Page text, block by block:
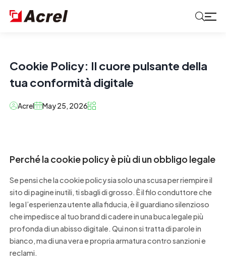
Cookie Policy: Il cuore pulsante della
tua conformità digitale
Acrel May 25, 2026
Perché la cookie policy è più di un obbligo legale
Se pensi che la cookie policy sia solo una scusa per riempire il
sito di pagine inutili, ti sbagli di grosso. È il filo conduttore che
lega l’esperienza utente alla fiducia, è il guardiano silenzioso
che impedisce al tuo brand di cadere in una buca legale più
profonda di un abisso digitale. Qui non si tratta di parole in
bianco, ma di una vera e propria armatura contro sanzioni e
reclami.